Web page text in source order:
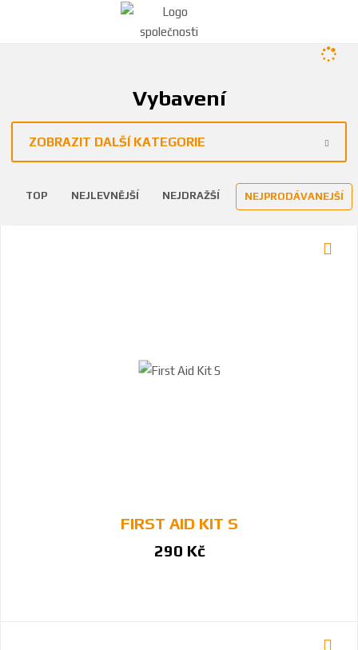
Vybavení
ZOBRAZIT DALŠÍ KATEGORIE
TOP NEJLEVNĚJŠÍ NEJDRAŽŠÍ NEJPRODÁVANEJŠÍ
FIRST AID KIT S
290 Kč